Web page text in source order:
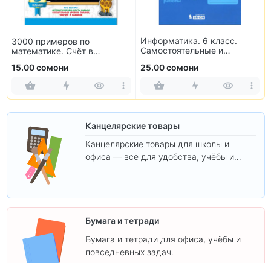
3000 примеров по
математике. Счёт в
15.00 сомони
Информатика. 6 класс.
Самостоятельные и
25.00 сомони
Канцелярские товары
Канцелярские товары для школы и
офиса — всё для удобства, учёбы и
Бумага и тетради
Бумага и тетради для офиса, учёбы и
повседневных задач.